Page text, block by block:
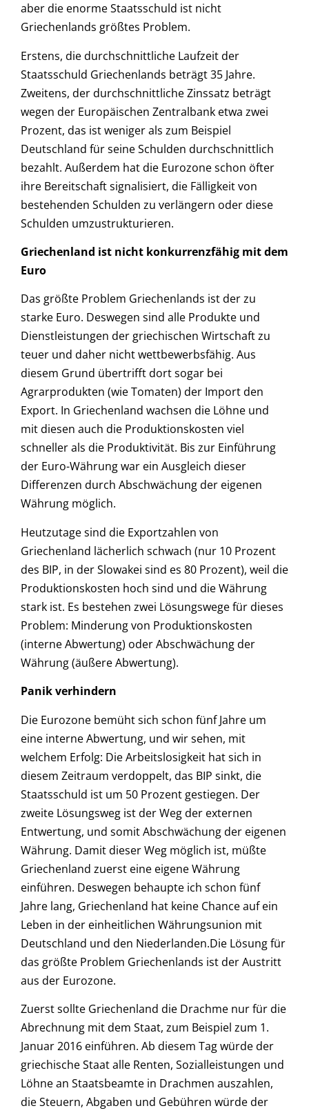
aber die enorme Staatsschuld ist nicht
Griechenlands größtes Problem.
Erstens, die durchschnittliche Laufzeit der
Staatsschuld Griechenlands beträgt 35 Jahre.
Zweitens, der durchschnittliche Zinssatz beträgt
wegen der Europäischen Zentralbank etwa zwei
Prozent, das ist weniger als zum Beispiel
Deutschland für seine Schulden durchschnittlich
bezahlt. Außerdem hat die Eurozone schon öfter
ihre Bereitschaft signalisiert, die Fälligkeit von
bestehenden Schulden zu verlängern oder diese
Schulden umzustrukturieren.
Griechenland ist nicht konkurrenzfähig mit dem
Euro
Das größte Problem Griechenlands ist der zu
starke Euro. Deswegen sind alle Produkte und
Dienstleistungen der griechischen Wirtschaft zu
teuer und daher nicht wettbewerbsfähig. Aus
diesem Grund übertrifft dort sogar bei
Agrarprodukten (wie Tomaten) der Import den
Export. In Griechenland wachsen die Löhne und
mit diesen auch die Produktionskosten viel
schneller als die Produktivität. Bis zur Einführung
der Euro-Währung war ein Ausgleich dieser
Differenzen durch Abschwächung der eigenen
Währung möglich.
Heutzutage sind die Exportzahlen von
Griechenland lächerlich schwach (nur 10 Prozent
des BIP, in der Slowakei sind es 80 Prozent), weil die
Produktionskosten hoch sind und die Währung
stark ist. Es bestehen zwei Lösungswege für dieses
Problem: Minderung von Produktionskosten
(interne Abwertung) oder Abschwächung der
Währung (äußere Abwertung).
Panik verhindern
Die Eurozone bemüht sich schon fünf Jahre um
eine interne Abwertung, und wir sehen, mit
welchem Erfolg: Die Arbeitslosigkeit hat sich in
diesem Zeitraum verdoppelt, das BIP sinkt, die
Staatsschuld ist um 50 Prozent gestiegen. Der
zweite Lösungsweg ist der Weg der externen
Entwertung, und somit Abschwächung der eigenen
Währung. Damit dieser Weg möglich ist, müßte
Griechenland zuerst eine eigene Währung
einführen. Deswegen behaupte ich schon fünf
Jahre lang, Griechenland hat keine Chance auf ein
Leben in der einheitlichen Währungsunion mit
Deutschland und den Niederlanden.Die Lösung für
das größte Problem Griechenlands ist der Austritt
aus der Eurozone.
Zuerst sollte Griechenland die Drachme nur für die
Abrechnung mit dem Staat, zum Beispiel zum 1.
Januar 2016 einführen. Ab diesem Tag würde der
griechische Staat alle Renten, Sozialleistungen und
Löhne an Staatsbeamte in Drachmen auszahlen,
die Steuern, Abgaben und Gebühren würde der